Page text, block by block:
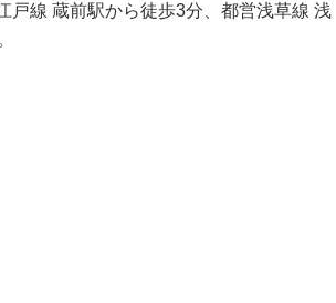
戸線 蔵前駅から徒歩3分、都営浅草線 浅